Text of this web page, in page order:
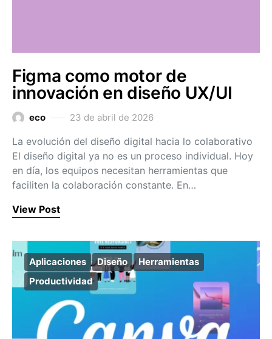
Figma como motor de
innovación en diseño UX/UI
eco 23 de abril de 2026
La evolución del diseño digital hacia lo colaborativo
El diseño digital ya no es un proceso individual. Hoy
en día, los equipos necesitan herramientas que
faciliten la colaboración constante. En…
View Post
Aplicaciones Diseño
Herramientas
Productividad